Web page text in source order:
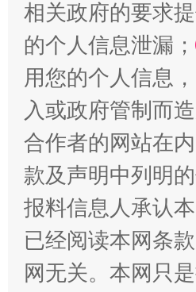
揭批美国五大"原罪"
相关政府的要求
的个人信息泄漏；
用您的个人信息
入或政府管制而
合作者的网站在内
款及声明中列明
报料信息人承认
已经阅读本网条
网无关。本网只